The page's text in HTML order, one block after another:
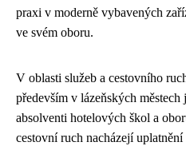
praxi v moderně vybavených
ve svém oboru.
V oblasti služeb a cestovního
především v lázeňských
absolventi hotelových škol a
cestovní ruch nacházejí